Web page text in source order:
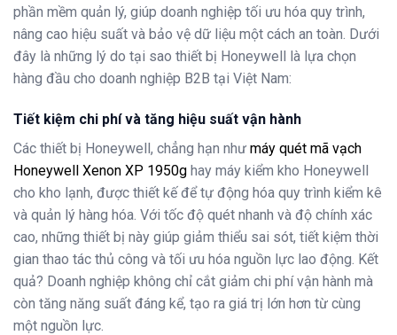
phần mềm quản lý, giúp doanh nghiệp tối ưu hóa quy trình,
nâng cao hiệu suất và bảo vệ dữ liệu một cách an toàn. Dưới
đây là những lý do tại sao thiết bị Honeywell là lựa chọn
hàng đầu cho doanh nghiệp B2B tại Việt Nam:
Tiết kiệm chi phí và tăng hiệu suất vận hành
Các thiết bị Honeywell, chẳng hạn như máy quét mã vạch
Honeywell Xenon XP 1950g hay máy kiểm kho Honeywell
cho kho lạnh, được thiết kế để tự động hóa quy trình kiểm kê
và quản lý hàng hóa. Với tốc độ quét nhanh và độ chính xác
cao, những thiết bị này giúp giảm thiểu sai sót, tiết kiệm thời
gian thao tác thủ công và tối ưu hóa nguồn lực lao động. Kết
quả? Doanh nghiệp không chỉ cắt giảm chi phí vận hành mà
còn tăng năng suất đáng kể, tạo ra giá trị lớn hơn từ cùng
một nguồn lực.